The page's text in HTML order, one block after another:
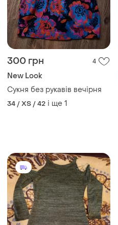
300 грн 4
New Look
Сукня без рукавів вечірня
34 / XS / 42 і ще 1